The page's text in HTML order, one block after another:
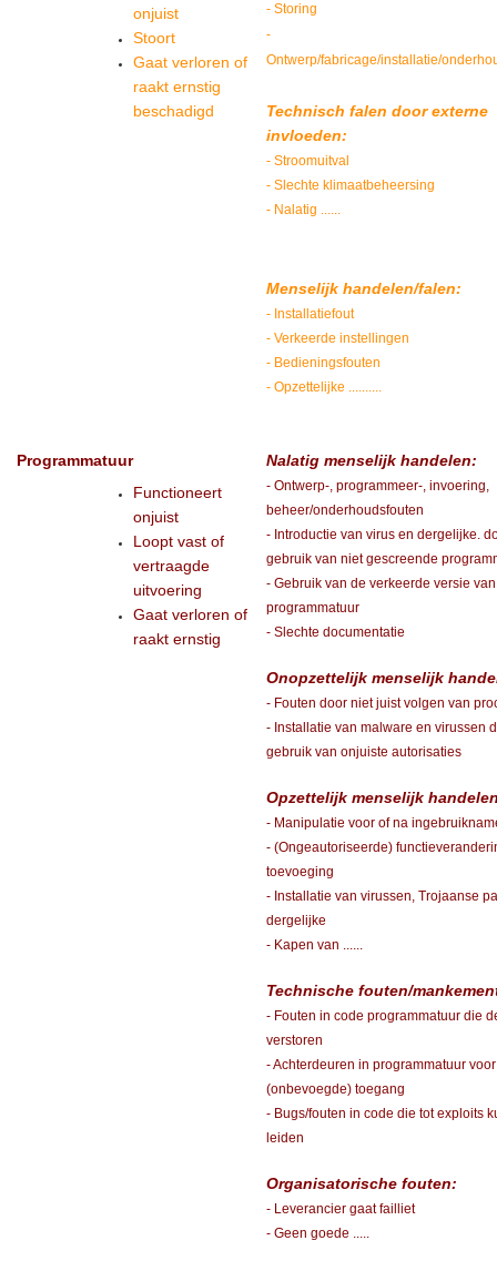
onjuist
Stoort
Gaat verloren of
raakt ernstig
beschadigd
- Storing
-
Ontwerp/fabricage/installatie/
Technisch falen door externe
invloeden:
- Stroomuitval
- Slechte klimaatbeheersing
- Nalatig ......
Menselijk handelen/falen:
- Installatiefout
- Verkeerde instellingen
- Bedieningsfouten
- Opzettelijke ..........
Programmatuur
Functioneert
onjuist
Loopt vast of
vertraagde
uitvoering
Gaat verloren of
raakt ernstig
Nalatig menselijk handelen:
- Ontwerp-, programmeer-, invoering,
beheer/onderhoudsfouten
- Introductie van virus en dergelijke.
gebruik van niet gescreende
- Gebruik van de verkeerde versie van
programmatuur
- Slechte documentatie
Onopzettelijk menselijk
- Fouten door niet juist volgen van
- Installatie van malware en virussen
gebruik van onjuiste autorisaties
Opzettelijk menselijk
- Manipulatie voor of na
- (Ongeautoriseerde)
toevoeging
- Installatie van virussen, Trojaanse
dergelijke
- Kapen van ......
Technische fouten/
- Fouten in code programmatuur die
verstoren
- Achterdeuren in programmatuur voor
(onbevoegde) toegang
- Bugs/fouten in code die tot exploits
leiden
Organisatorische fouten:
- Leverancier gaat failliet
- Geen goede .....